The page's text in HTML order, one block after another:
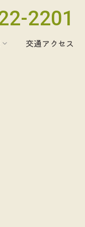
交通アクセス
2201